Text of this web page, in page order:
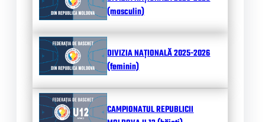
(masculin)
DIVIZIA NAȚIONALĂ 2025-2026
(feminin)
CAMPIONATUL REPUBLICII